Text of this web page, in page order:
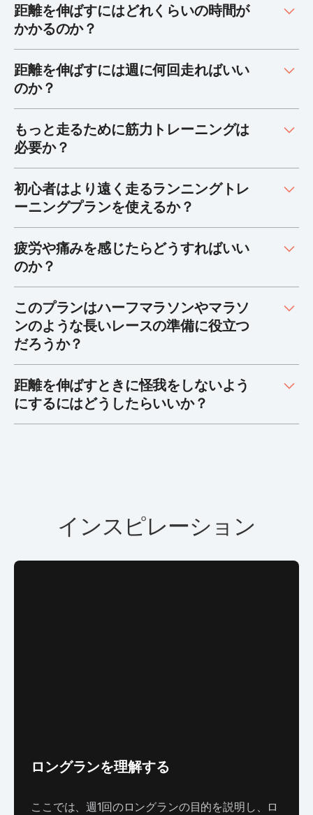
距離を伸ばすにはどれくらいの時間が
かかるのか？
距離を伸ばすには週に何回走ればいい
のか？
もっと走るために筋力トレーニングは
必要か？
初心者はより遠く走るランニングトレ
ーニングプランを使えるか？
疲労や痛みを感じたらどうすればいい
のか？
このプランはハーフマラソンやマラソ
ンのような長いレースの準備に役立つ
だろうか？
距離を伸ばすときに怪我をしないよう
にするにはどうしたらいいか？
インスピレーション
ロングランを理解する
ここでは、週1回のロングランの目的を説明し、ロ